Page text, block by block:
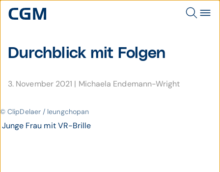
Durch­blick mit Folgen
3. November 2021 | Michaela Endemann-Wright
© ClipDelaer / leungchopan
Junge Frau mit VR-Brille